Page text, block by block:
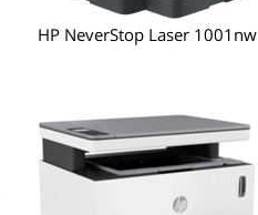
HP NeverStop Laser 1001nw